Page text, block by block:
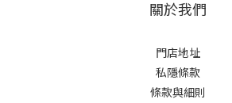
關於我們
門店地址
私隱條款
條款與細則